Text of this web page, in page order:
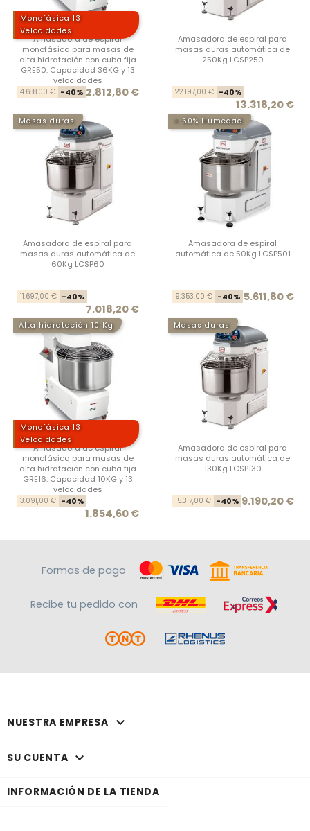
Monofásica 13
Velocidades
Amasadora de espiral
monofásica para masas de
alta hidratación con cuba fija
GRE50. Capacidad 36KG y 13
velocidades
Precio base
4.688,00 € -40% Precio
2.812,80 €
Amasadora de espiral para
masas duras automática de
250Kg LCSP250
22.197,00 € -40%
13.318,20 €
Masas duras
Amasadora de espiral para
masas duras automática de
60Kg LCSP60
Precio base
11.697,00 € -40%
7.018,20 €
+ 60% Humedad
Amasadora de espiral
automática de 50Kg LCSP501
9.353,00 € -40% 5.611,80 €
Alta hidratación 10 Kg
Monofásica 13
Velocidades
Amasadora de espiral
monofásica para masas de
alta hidratación con cuba fija
GRE16. Capacidad 10KG y 13
velocidades
Precio base
3.091,00 € -40%
1.854,60 €
Masas duras
Amasadora de espiral para
masas duras automática de
130Kg LCSP130
15.317,00 € -40% 9.190,20 €
Formas de pago
Recibe tu pedido con
NUESTRA EMPRESA 
SU CUENTA 
INFORMACIÓN DE LA TIENDA